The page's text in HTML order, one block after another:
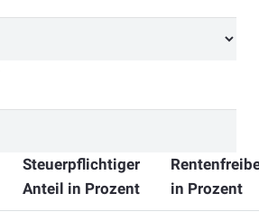
Steuerpflichtiger
Anteil in Prozent
in Prozent